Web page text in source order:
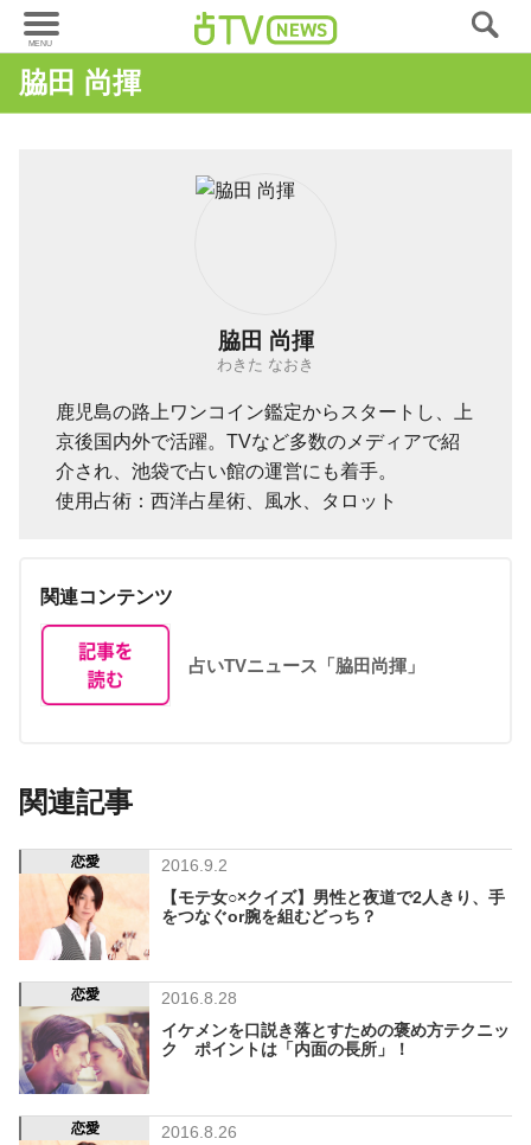
脇田 尚揮
脇田 尚揮
わきた なおき
鹿児島の路上ワンコイン鑑定からスタートし、上
京後国内外で活躍。TVなど多数のメディアで紹
介され、池袋で占い館の運営にも着手。
使用占術：西洋占星術、風水、タロット
関連コンテンツ
占いTVニュース「脇田尚揮」
関連記事
恋愛
2016.9.2
【モテ女○×クイズ】男性と夜道で2人きり、手
をつなぐor腕を組むどっち？
恋愛
2016.8.28
イケメンを口説き落とすための褒め方テクニッ
ク ポイントは「内面の長所」！
恋愛
2016.8.26